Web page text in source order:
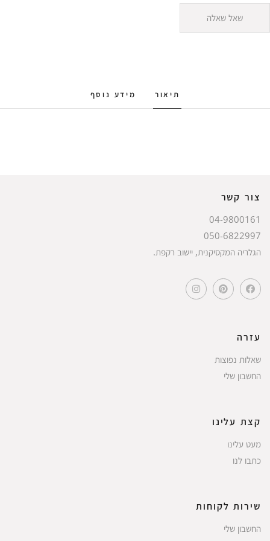
שאל שאלה
תיאור מידע נוסף
צור קשר
04-9800161
050-6822997
הגלריה המקסיקנית, יישוב רקפת.
עזרה
שאלות נפוצות
החשבון שלי
קצת עלינו
מעט עלינו
כתבו לנו
שירות לקוחות
החשבון שלי